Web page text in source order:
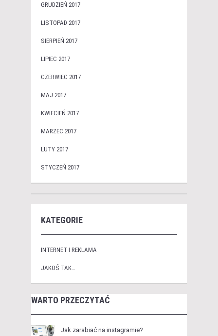
GRUDZIEŃ 2017
LISTOPAD 2017
SIERPIEŃ 2017
LIPIEC 2017
CZERWIEC 2017
MAJ 2017
KWIECIEŃ 2017
MARZEC 2017
LUTY 2017
STYCZEŃ 2017
KATEGORIE
INTERNET I REKLAMA
JAKOŚ TAK…
WARTO PRZECZYTAĆ
Jak zarabiać na instagramie?